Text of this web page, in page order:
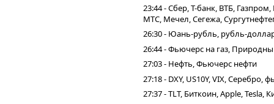
23:44 - Сбер, Т-банк, ВТБ,
МТС, Мечел, Сегежа,
26:30 - Юань-рубль, рубль-
26:44 - Фьючерс на газ,
27:03 - Нефть, Фьючерс нефти
27:18 - DXY, US10Y, VIX,
27:37 - TLT, Биткоин, Apple, Tesla,